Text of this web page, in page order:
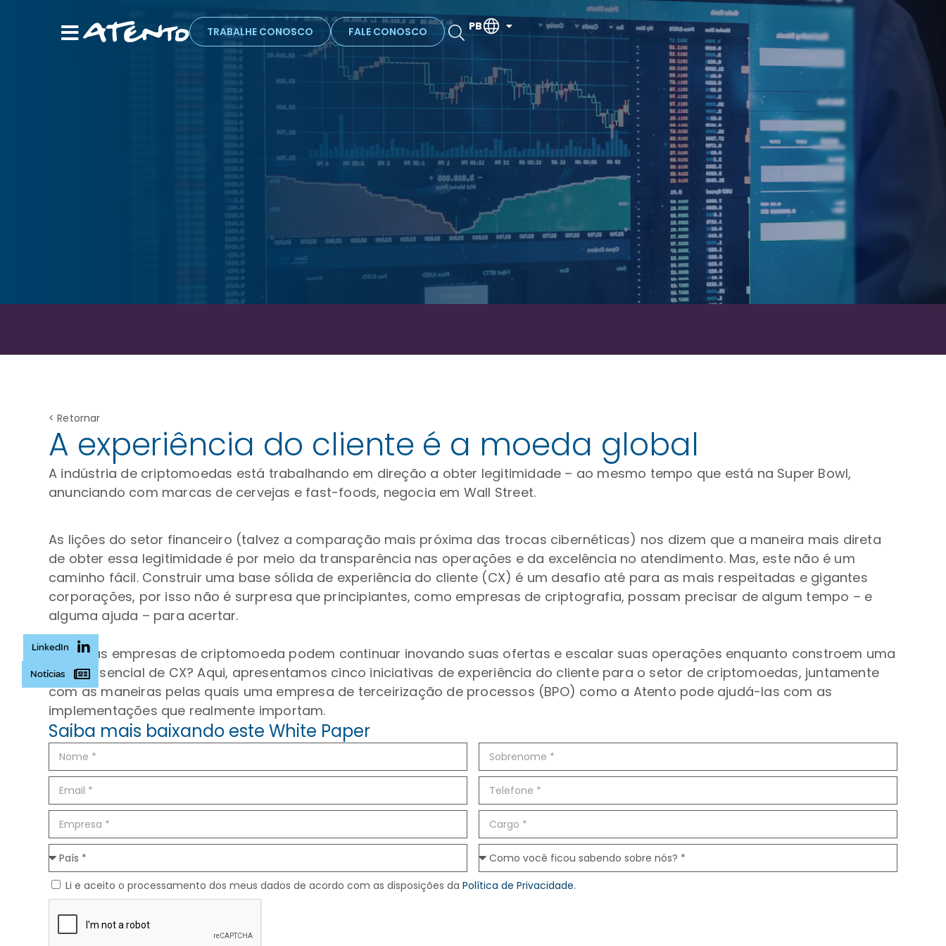
TRABALHE CONOSCO FALE CONOSCO PB
< Retornar
A experiência do cliente é a moeda global
A indústria de criptomoedas está trabalhando em direção a obter legitimidade – ao mesmo tempo que está na Super Bowl,
anunciando com marcas de cervejas e fast-foods, negocia em Wall Street.
As lições do setor financeiro (talvez a comparação mais próxima das trocas cibernéticas) nos dizem que a maneira mais direta
de obter essa legitimidade é por meio da transparência nas operações e da excelência no atendimento. Mas, este não é um
caminho fácil. Construir uma base sólida de experiência do cliente (CX) é um desafio até para as mais respeitadas e gigantes
corporações, por isso não é surpresa que principiantes, como empresas de criptografia, possam precisar de algum tempo – e
alguma ajuda – para acertar.
Como as empresas de criptomoeda podem continuar inovando suas ofertas e escalar suas operações enquanto constroem uma
base essencial de CX? Aqui, apresentamos cinco iniciativas de experiência do cliente para o setor de criptomoedas, juntamente
com as maneiras pelas quais uma empresa de terceirização de processos (BPO) como a Atento pode ajudá-las com as
implementações que realmente importam.
Saiba mais baixando este White Paper
Li e aceito o processamento dos meus dados de acordo com as disposições da Política de Privacidade.
LinkedIn
Notícias